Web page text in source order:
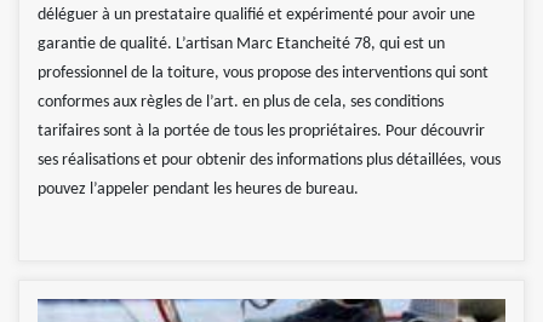
déléguer à un prestataire qualifié et expérimenté pour avoir une
garantie de qualité. L’artisan Marc Etancheité 78, qui est un
professionnel de la toiture, vous propose des interventions qui sont
conformes aux règles de l’art. en plus de cela, ses conditions
tarifaires sont à la portée de tous les propriétaires. Pour découvrir
ses réalisations et pour obtenir des informations plus détaillées, vous
pouvez l’appeler pendant les heures de bureau.